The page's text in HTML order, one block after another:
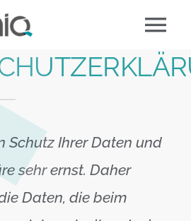
Schutz Ihrer Daten und
sehr ernst. Daher
Daten, die beim